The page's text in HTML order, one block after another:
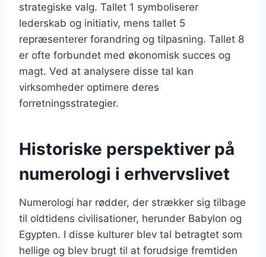
strategiske valg. Tallet 1 symboliserer
lederskab og initiativ, mens tallet 5
repræsenterer forandring og tilpasning. Tallet 8
er ofte forbundet med økonomisk succes og
magt. Ved at analysere disse tal kan
virksomheder optimere deres
forretningsstrategier.
Historiske perspektiver på
numerologi i erhvervslivet
Numerologi har rødder, der strækker sig tilbage
til oldtidens civilisationer, herunder Babylon og
Egypten. I disse kulturer blev tal betragtet som
hellige og blev brugt til at forudsige fremtiden